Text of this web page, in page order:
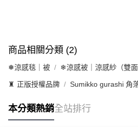
商品相關分類 (2)
❅涼感毯｜被 ❄涼感被｜涼感紗（雙面
♜ 正版授權品牌 Sumikko gurashi 角
本分類熱銷全站排行